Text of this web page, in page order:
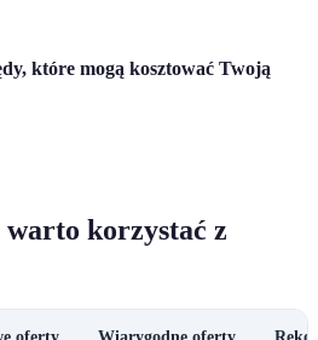
które mogą kosztować Twoją
korzystać z